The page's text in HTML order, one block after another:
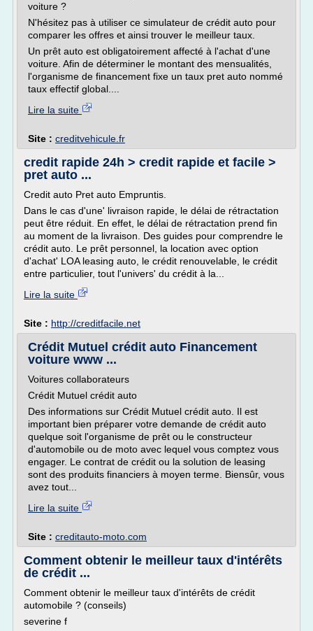
voiture ?
N'hésitez pas à utiliser ce simulateur de crédit auto pour
comparer les offres et ainsi trouver le meilleur taux.
Un prêt auto est obligatoirement affecté à l'achat d'une
voiture. Afin de déterminer le montant des mensualités,
l'organisme de financement fixe un taux pret auto nommé
taux effectif global....
Lire la suite
Site : creditvehicule.fr
credit rapide 24h > credit rapide et facile >
pret auto ...
Credit auto Pret auto Empruntis.
Dans le cas d'une' livraison rapide, le délai de rétractation
peut être réduit. En effet, le délai de rétractation prend fin
au moment de la livraison. Des guides pour comprendre le
crédit auto. Le prêt personnel, la location avec option
d'achat' LOA leasing auto, le crédit renouvelable, le crédit
entre particulier, tout l'univers' du crédit à la...
Lire la suite
Site : http://creditfacile.net
Crédit Mutuel crédit auto Financement
voiture www ...
Voitures collaborateurs
Crédit Mutuel crédit auto
Des informations sur Crédit Mutuel crédit auto. Il est
important bien préparer votre demande de crédit auto
quelque soit l'organisme de prêt ou le constructeur
d'automobile ou de moto avec lequel vous comptez vous
engager. Le contrat de crédit ou la solution de leasing
sont des produits financiers à moyen terme. Biensûr, vous
avez tout...
Lire la suite
Site : creditauto-moto.com
Comment obtenir le meilleur taux d'intérêts
de crédit ...
Comment obtenir le meilleur taux d'intérêts de crédit
automobile ? (conseils)
severine f